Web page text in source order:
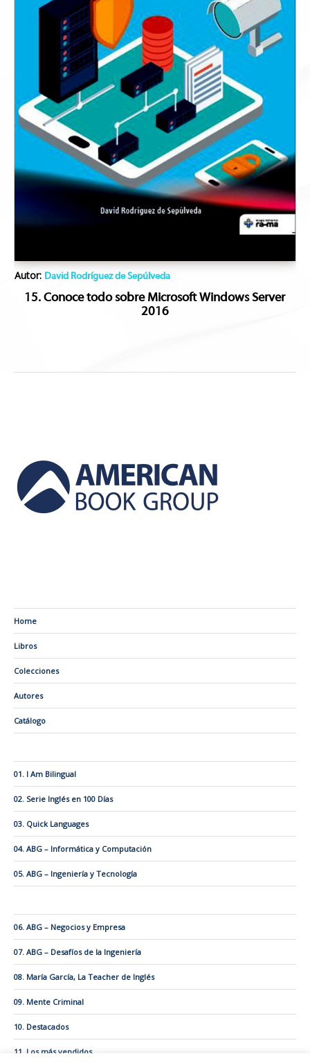
Autor: David Rodríguez de Sepúlveda
15. Conoce todo sobre Microsoft Windows Server
2016
Home
Libros
Colecciones
Autores
Catálogo
01. I Am Bilingual
02. Serie Inglés en 100 Días
03. Quick Languages
04. ABG – Informática y Computación
05. ABG – Ingeniería y Tecnología
06. ABG – Negocios y Empresa
07. ABG – Desafíos de la Ingeniería
08. María García, La Teacher de Inglés
09. Mente Criminal
10. Destacados
11. Los más vendidos